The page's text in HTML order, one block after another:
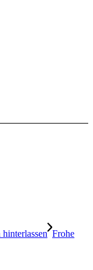
Frohe